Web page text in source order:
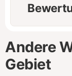
Andere
Gebiet